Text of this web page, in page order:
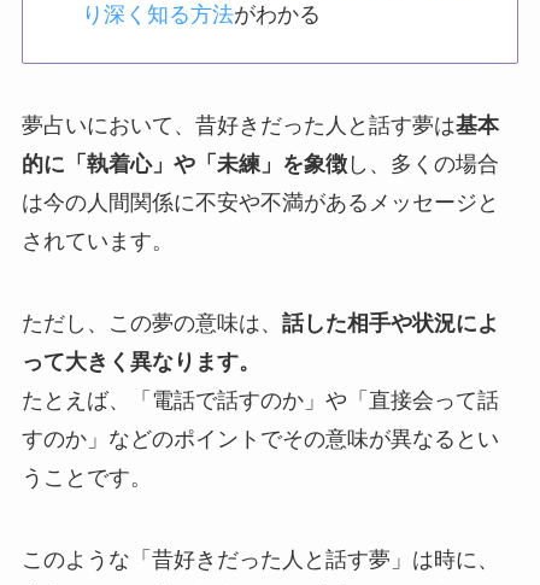
り深く知る方法がわかる
夢占いにおいて、昔好きだった人と話す夢は基本
的に「執着心」や「未練」を象徴し、多くの場合
は今の人間関係に不安や不満があるメッセージと
されています。
ただし、この夢の意味は、 話した相手や状況によ
って大きく異なります。
たとえば、「電話で話すのか」や「直接会って話
すのか」などのポイントでその意味が異なるとい
うことです。
このような「昔好きだった人と話す夢」は時に、